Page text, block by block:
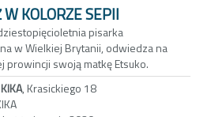
W KOLORZE SEPII
pisarka
w Wielkiej Brytanii, odwiedza na
prowincji swoją matkę Etsuko.
jest sprzedaż rodzinnego domu,
zwyczajnym spotkaniem kryje
zadania pytań, które przez lata
, Krasickiego 18